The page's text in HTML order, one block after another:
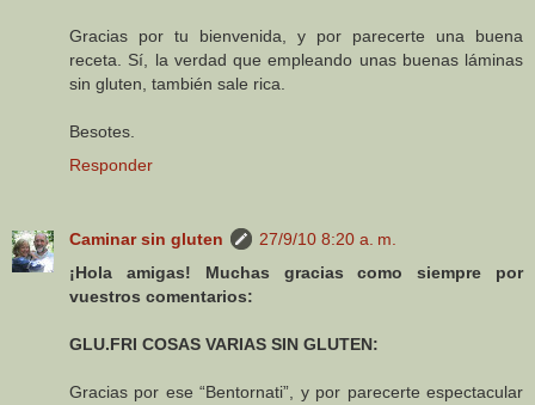
Gracias por tu bienvenida, y por parecerte una buena
receta. Sí, la verdad que empleando unas buenas láminas
sin gluten, también sale rica.
Besotes.
Responder
Caminar sin gluten
27/9/10 8:20 a. m.
¡Hola amigas! Muchas gracias como siempre por
vuestros comentarios:
GLU.FRI COSAS VARIAS SIN GLUTEN:
Gracias por ese “Bentornati”, y por parecerte espectacular